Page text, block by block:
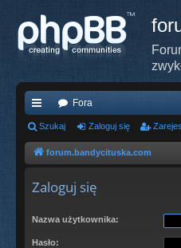
ię
ce
Fora
Szukaj Zaloguj się
forum.bandycituska.com
Zaloguj się
Nazwa użytkownika:
Hasło: